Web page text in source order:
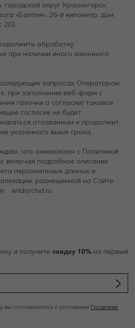
городской округ Красногорск,
«Балтия», 26-й километр, дом
201.
обработку
при наличии иного законного
запросах Оператором
при заполнении веб-форм с
галочки о согласии) таковое
согласие не будет
отозванным и продолжит
указанного выше срока.
что ознакомлен с Политикой
включая подробное описание
персональных данных и
размещенной на Сайте
wildorchid.ru.
и получите скидку 10% на первый
вы соглашаетесь с условиями Политики